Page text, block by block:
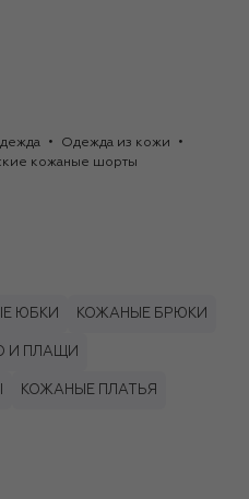
Одежда из кожи
кожаные шорты
ЮБКИ КОЖАНЫЕ БРЮКИ
И ПЛАЩИ
КОЖАНЫЕ ПЛАТЬЯ